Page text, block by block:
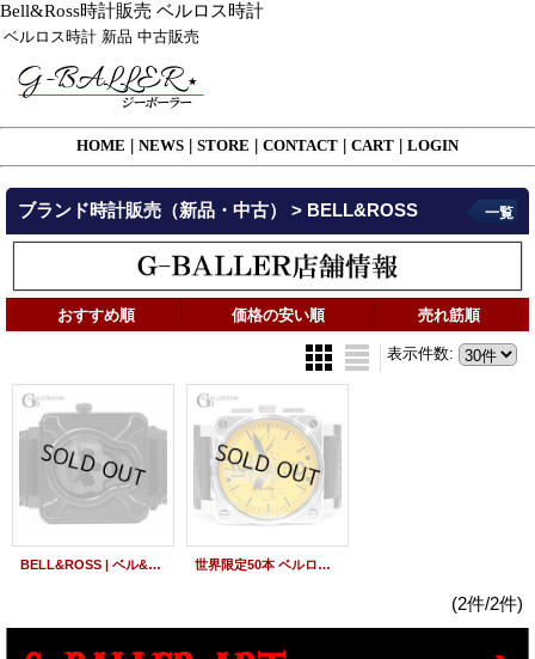
Bell&Ross時計販売 ベルロス時計
ベルロス時計 新品 中古販売
HOME NEWS STORE CONTACT CART LOGIN
ブランド時計販売（新品・中古） > BELL&ROSS 一覧
おすすめ順 価格の安い順 売れ筋順
表示件数:
BELL&ROSS | ベル&ロス 世界限定500本 エアボーン スカルフェイス BR01-92-SA 世界限定50本 ベルロス クロノグラフ BR03-94HA-R 林時計舗オリジナル限定 BELL&ROSS 中古
(2件/2件)